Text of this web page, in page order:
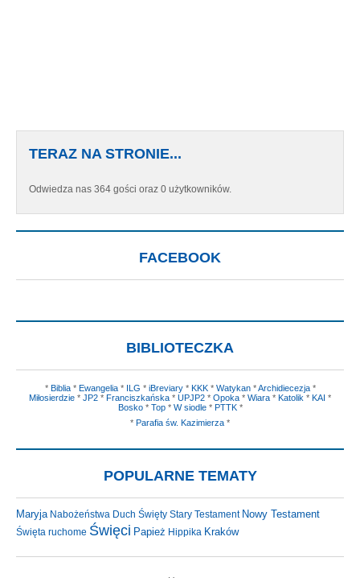
TERAZ NA STRONIE...
Odwiedza nas 364 gości oraz 0 użytkowników.
FACEBOOK
BIBLIOTECZKA
* Biblia* Ewangelia* ILG * iBreviary* KKK* Watykan*Archidiecezja*
Miłosierdzie * JP2 * Franciszkańska * UPJP2 * Opoka * Wiara * Katolik * KAI *
Bosko* Top* W siodle* PTTK*
* Parafia św. Kazimierza *
POPULARNE TEMATY
Maryja Nabożeństwa Duch Święty Stary Testament Nowy Testament
Święta ruchome Święci Papież Hippika Kraków